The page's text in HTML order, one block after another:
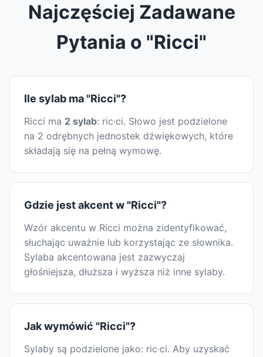
Najczęściej Zadawane
Pytania o "Ricci"
Ile sylab ma "Ricci"?
Ricci ma 2 sylab: ric·ci. Słowo jest podzielone
na 2 odrębnych jednostek dźwiękowych, które
składają się na pełną wymowę.
Gdzie jest akcent w "Ricci"?
Wzór akcentu w Ricci można zidentyfikować,
słuchając uważnie lub korzystając ze słownika.
Sylaba akcentowana jest zazwyczaj
głośniejsza, dłuższa i wyższa niż inne sylaby.
Jak wymówić "Ricci"?
Sylaby są podzielone jako: ric·ci. Aby uzyskać